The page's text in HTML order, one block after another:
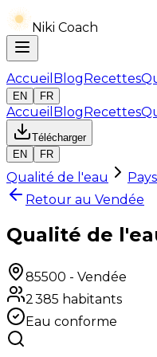
Niki Coach
Accueil BlogRecettes
EN
FR
Accueil BlogRecettes
Télécharger
EN
FR
Qualité de l'eau
Retour au Vendée
Qualité de
85500 - Vendée
2 385 habitants
Eau conforme